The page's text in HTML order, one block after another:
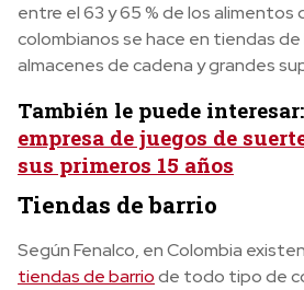
entre el 63 y 65 % de los alimentos
colombianos se hace en tiendas
almacenes de cadena y grandes
También le puede interesar:
empresa de juegos de
sus primeros 15 años
Tiendas de barrio
Según Fenalco, en Colombia
tiendas de barriode todo tipo de